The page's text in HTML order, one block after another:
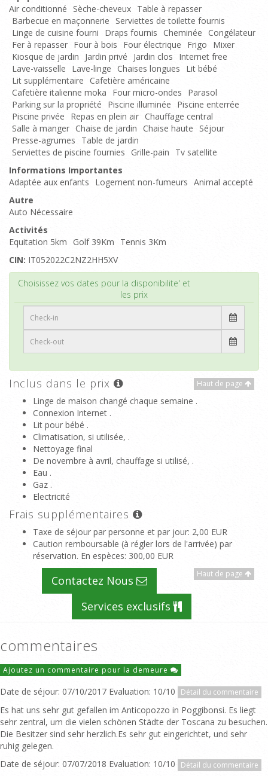
Air conditionné Sèche-cheveux Table à repasser
Barbecue en maçonnerie Serviettes de toilette fournis
Linge de cuisine fourni
Draps fournis Cheminée Congélateur
Fer à repasser Four à bois Four électrique Frigo
Mixer
Kiosque de jardin
Jardin privé Jardin clos
Internet free
Lave-vaisselle
Lave-linge Chaises longues
Lit bébé
Lit supplémentaire Cafetière américaine
Cafetière italienne moka
Four micro-ondes
Parasol
Parking sur la propriété
Piscine illuminée
Piscine enterrée
Piscine privée
Repas en plein air Chauffage central
Salle à manger Chaise de jardin Chaise haute
Séjour
Presse-agrumes
Table de jardin
Serviettes de piscine fournies
Grille-pain
Tv satellite
Informations Importantes
Adaptée aux enfants
Logement non-fumeurs Animal accepté
Autre
Auto Nécessaire
Activités
Equitation 5km Golf 39Km
Tennis 3Km
CIN: IT052022C2NZ2HH5XV
Choisissez vos dates pour la disponibilite' et
les prix
Haut de page
Inclus dans le prix
Linge de maison changé chaque semaine .
Connexion Internet .
Lit pour bébé .
Climatisation, si utilisée, .
Nettoyage final
De novembre à avril, chauffage si utilisé, .
Eau .
Gaz .
Electricité
Frais supplémentaires
Taxe de séjour par personne et par jour: 2,00 EUR
Caution remboursable (à régler lors de l'arrivée) par
réservation. En espèces: 300,00 EUR
Haut de page
Contactez Nous
Services exclusifs
commentaires
Ajoutez un commentaire pour la demeure
Date de séjour: 07/10/2017 Evaluation: 10/10 Détail du commentaire
Es hat uns sehr gut gefallen im Anticopozzo in Poggibonsi. Es liegt
sehr zentral, um die vielen schönen Städte der Toscana zu besuchen.
Die Besitzer sind sehr herzlich.Es sehr gut eingerichtet, und sehr
ruhig gelegen.
Date de séjour: 07/07/2018 Evaluation: 10/10
Détail du commentaire